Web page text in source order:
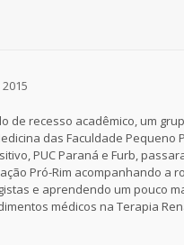
de recesso acadêmico, um
das Faculdade Pequeno
PUC Paraná e Furb,
Pró-Rim acompanhando a
e aprendendo um pouco
médicos na Terapia